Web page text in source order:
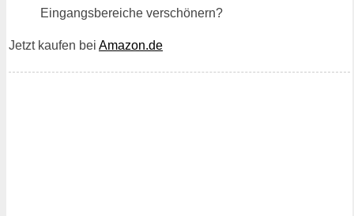
Eingangsbereiche verschönern?
Jetzt kaufen bei Amazon.de